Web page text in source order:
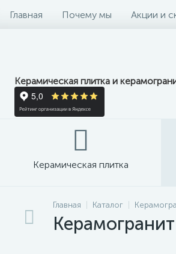
Главная Почему мы Акции и
Керамическая плитка и
Керамическая плитка
Главная Каталог